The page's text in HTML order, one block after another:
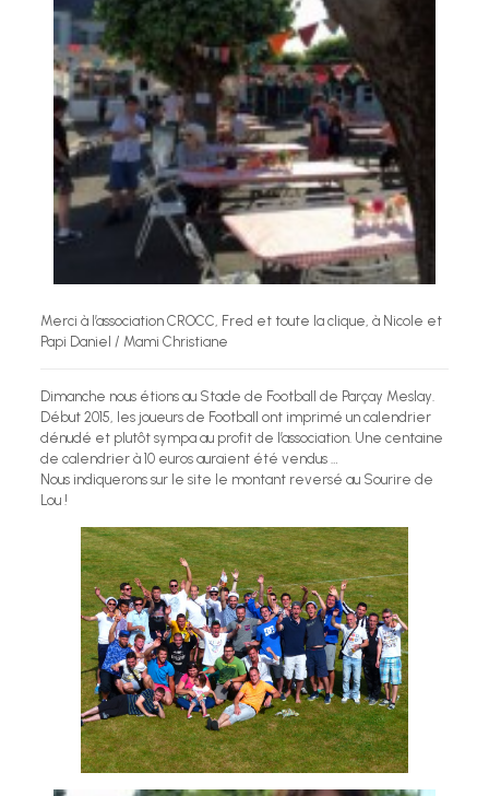
Merci à l’association CROCC, Fred et toute la clique, à Nicole et
Papi Daniel / Mami Christiane
Dimanche nous étions au Stade de Football de Parçay Meslay.
Début 2015, les joueurs de Football ont imprimé un calendrier
dénudé et plutôt sympa au profit de l’association. Une centaine
de calendrier à 10 euros auraient été vendus …
Nous indiquerons sur le site le montant reversé au Sourire de
Lou !